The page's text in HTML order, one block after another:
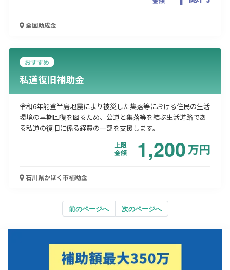
全国助成金
おすすめ
私道復旧補助金
令和6年能登半島地震により被災した集落等における住民の生活
環境の早期回復を図るため、公道と集落等を結ぶ生活道路であ
る私道の復旧に係る経費の一部を支援します。
上限
金額
1,200万円
石川県かほく市補助金
前のページへ 次のページへ